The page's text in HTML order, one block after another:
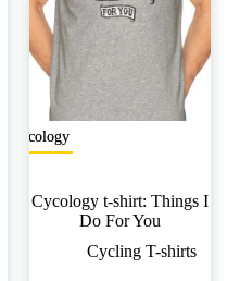
productpagina
Cycology
Cycology t-shirt: Things I
Do For You
Cycling T-shirts